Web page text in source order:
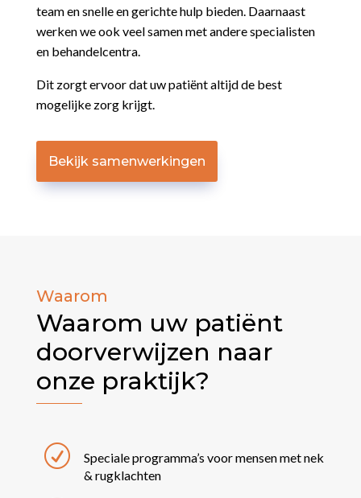
team en snelle en gerichte hulp bieden. Daarnaast
werken we ook veel samen met andere specialisten
en behandelcentra.
Dit zorgt ervoor dat uw patiënt altijd de best
mogelijke zorg krijgt.
Bekijk samenwerkingen
Waarom
Waarom uw patiënt
doorverwijzen naar
onze praktijk?
R
Speciale programma’s voor mensen met nek
& rugklachten